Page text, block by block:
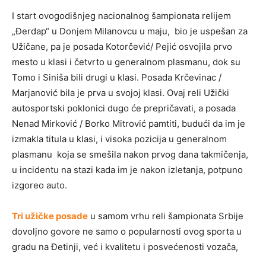
I start ovogodišnjeg nacionalnog šampionata relijem
„Đerdap“ u Donjem Milanovcu u maju, bio je uspešan za
Užičane, pa je posada Kotorčević/ Pejić osvojila prvo
mesto u klasi i četvrto u generalnom plasmanu, dok su
Tomo i Siniša bili drugi u klasi. Posada Krčevinac /
Marjanović bila je prva u svojoj klasi. Ovaj reli Užički
autosportski poklonici dugo će prepričavati, a posada
Nenad Mirković / Borko Mitrović pamtiti, budući da im je
izmakla titula u klasi, i visoka pozicija u generalnom
plasmanu koja se smešila nakon prvog dana takmičenja,
u incidentu na stazi kada im je nakon izletanja, potpuno
izgoreo auto.
Tri užičke posade u samom vrhu reli šampionata Srbije
dovoljno govore ne samo o popularnosti ovog sporta u
gradu na Đetinji, već i kvalitetu i posvećenosti vozača,